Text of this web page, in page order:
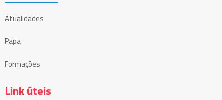
Atualidades
Papa
Formações
Link úteis